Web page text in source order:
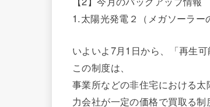
1.太陽光発電２（メガソーラー
いよいよ7月1日から、「再生
この制度は、
事業所などの非住宅における
力会社が一定の価格で買取る制